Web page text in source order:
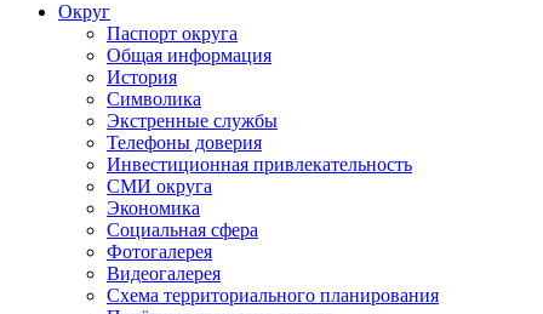
Округ
Паспорт округа
Общая информация
История
Символика
Экстренные службы
Телефоны доверия
Инвестиционная привлекательность
СМИ округа
Экономика
Социальная сфера
Фотогалерея
Видеогалерея
Схема территориального планирования